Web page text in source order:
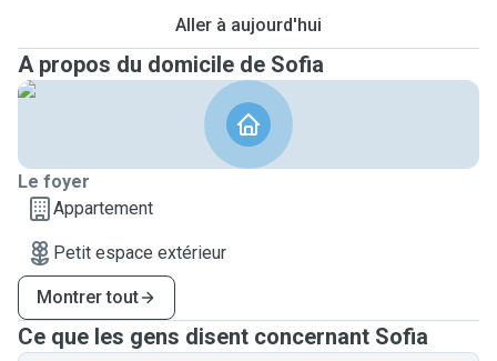
Aller à aujourd'hui
A propos du domicile de Sofia
Le foyer
Appartement
Petit espace extérieur
Montrer tout
Ce que les gens disent concernant Sofia